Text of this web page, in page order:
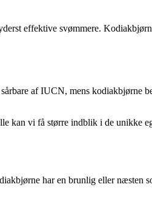
effektive svømmere.
af IUCN, mens kodiakbjørne
kan vi få større indblik i de unikke
har en brunlig eller næsten